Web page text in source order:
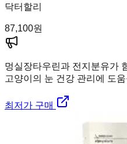
닥터할리
87,100원
멍실장타우린과 전지분유가
고양이의 눈 건강 관리에 도
최저가 구매